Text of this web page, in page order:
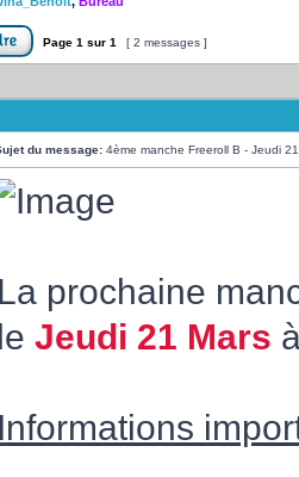
Page 1 sur 1 [ 2 messages ]
du message: 4ème manche Freeroll B - Jeudi
La prochaine
le Jeudi 21 Mars
Informations